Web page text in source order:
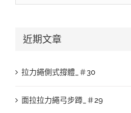
for:
近期文章
拉力繩側式撐體_＃30
面拉拉力繩弓步蹲_＃29